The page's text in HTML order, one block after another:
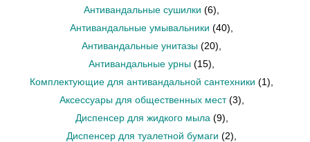
Антивандальные сушилки (6)
Антивандальные умывальники (40)
Антивандальные унитазы (20)
Антивандальные урны (15)
Комплектующие для антивандальной сантехники (1)
Аксессуары для общественных мест (3)
Диспенсер для жидкого мыла (9)
Диспенсер для туалетной бумаги (2)